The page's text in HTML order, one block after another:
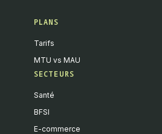
PLANS
Tarifs
MTU vs MAU
SECTEURS
Santé
BFSI
E-commerce